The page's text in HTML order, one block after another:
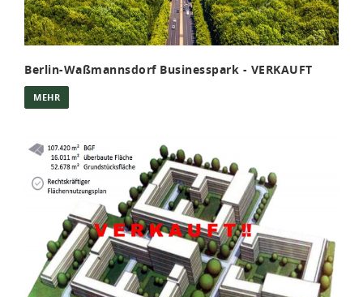
Berlin-Waßmannsdorf Businesspark - VERKAUFT
MEHR